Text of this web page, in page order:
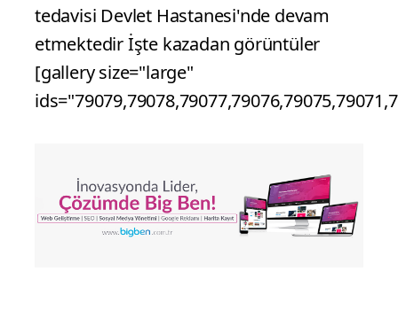
tedavisi Devlet Hastanesi'nde devam
etmektedir İşte kazadan görüntüler
[gallery size="large"